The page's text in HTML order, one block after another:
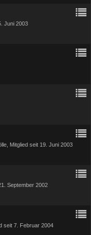
Juni 2003
Mitglied seit 19. Juni 2003
September 2002
seit 7. Februar 2004